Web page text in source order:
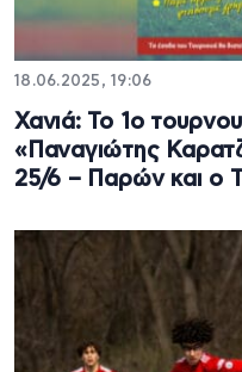
18.06.2025, 19:06
Χανιά: To 1ο
«Παναγιώτης
25/6 – Παρών και ο